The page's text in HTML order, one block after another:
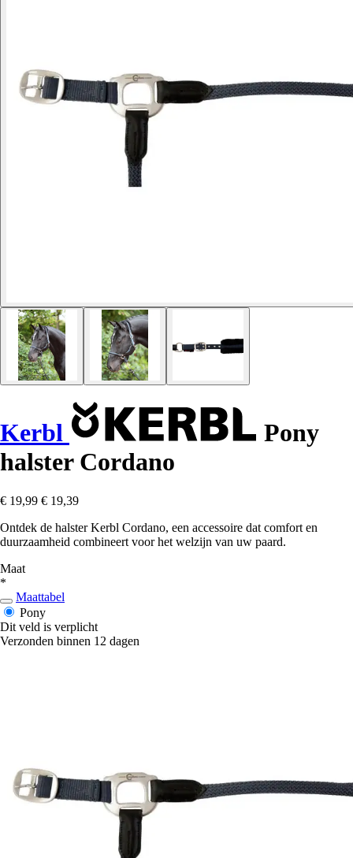
Kerbl
Pony
halster Cordano
€ 19,99 € 19,39
Ontdek de halster Kerbl Cordano, een accessoire dat comfort en
duurzaamheid combineert voor het welzijn van uw paard.
Maat
*
Maattabel
Pony
Dit veld is verplicht
Verzonden binnen 12 dagen